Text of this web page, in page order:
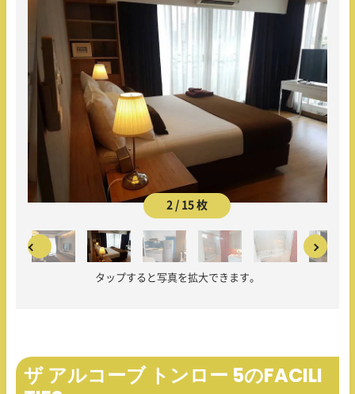
2 / 15 枚
タップすると写真を拡大できます。
ザ アルコーブ トンロー 5のFACILI